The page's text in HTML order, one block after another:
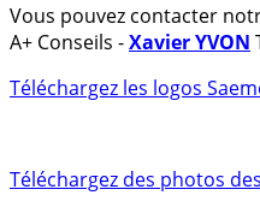
Vous pouvez contacter
A+ Conseils -Xavier YVON
Téléchargez les logos
Téléchargez des photos